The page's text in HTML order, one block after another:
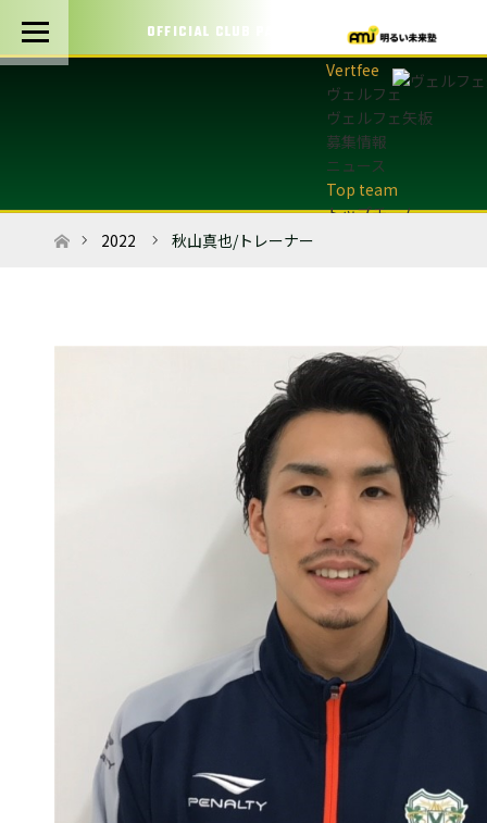
OFFICIAL CLUB PARTNERS
ヴェルフェ
ヴェルフェ矢板
募集情報
ニュース
トップチーム
フォトギャラリー
アカデミー
U-12・U-8
最新情報
サッカースクール
普及活動
サッカーチーム
女子U-15・U-18
ピース(障がい者サッ
シニアサッカーチーム
フェミニーノ（女子）
スポーツ教室
パートナー
パートナー
パートナー募集
ホーム2022 秋山真也/トレーナー